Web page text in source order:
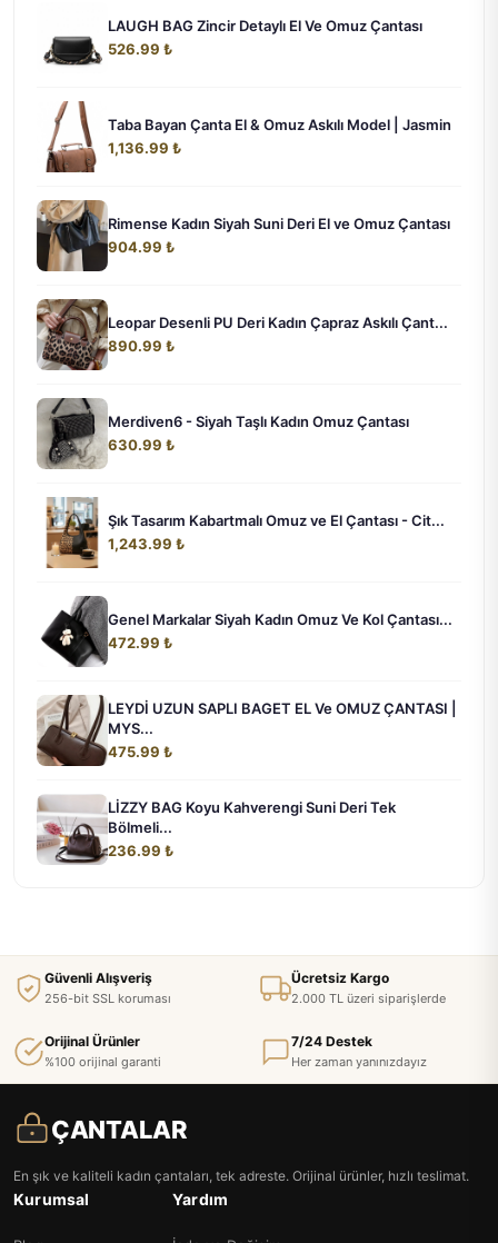
LAUGH BAG Zincir Detaylı El Ve Omuz Çantası
526.99 ₺
Taba Bayan Çanta El & Omuz Askılı Model | Jasmin
1,136.99 ₺
Rimense Kadın Siyah Suni Deri El ve Omuz Çantası
904.99 ₺
Leopar Desenli PU Deri Kadın Çapraz Askılı Çant...
890.99 ₺
Merdiven6 - Siyah Taşlı Kadın Omuz Çantası
630.99 ₺
Şık Tasarım Kabartmalı Omuz ve El Çantası - Cit...
1,243.99 ₺
Genel Markalar Siyah Kadın Omuz Ve Kol Çantası...
472.99 ₺
LEYDİ UZUN SAPLI BAGET EL Ve OMUZ ÇANTASI |
MYS...
475.99 ₺
LİZZY BAG Koyu Kahverengi Suni Deri Tek
Bölmeli...
236.99 ₺
Güvenli Alışveriş
256-bit SSL koruması
Ücretsiz Kargo
2.000 TL üzeri siparişlerde
Orijinal Ürünler
%100 orijinal garanti
7/24 Destek
Her zaman yanınızdayız
ÇANTALAR
En şık ve kaliteli kadın çantaları, tek adreste. Orijinal ürünler, hızlı teslimat.
Kurumsal Yardım